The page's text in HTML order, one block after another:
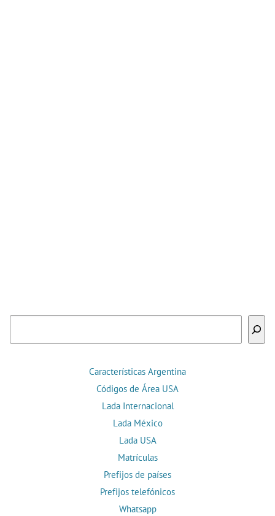
Características Argentina
Códigos de Área USA
Lada Internacional
Lada México
Lada USA
Matrículas
Prefijos de países
Prefijos telefónicos
Whatsapp